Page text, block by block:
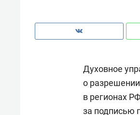
Духовное
о
в регионах
за подписью
Рекомендуем
Как ГК «МИР ГРУПП» и
создают оазис жилого
комфорта под